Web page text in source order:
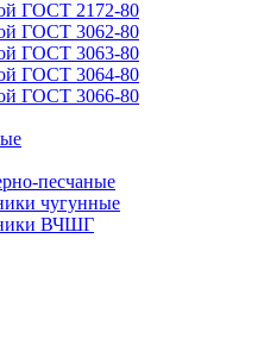
ГОСТ 2172-80
ГОСТ 3062-80
ГОСТ 3063-80
ГОСТ 3064-80
ГОСТ 3066-80
песчаные
чугунные
ВЧШГ